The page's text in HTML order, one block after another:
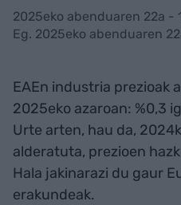
2025eko abenduaren 22a -
Eg. 2025eko abenduaren
EAEn industria prezioak
2025eko azaroan: %0,3
Urte arten, hau da,
alderatuta, prezioen
Hala jakinarazi du gaur
erakundeak.